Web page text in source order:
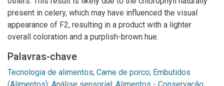
present in celery, which may have influenced the visual
appearance of F2, resulting in a product with a lighter
overall coloration and a purplish-brown hue.
Palavras-chave
Tecnologia de alimentos; Carne de porco; Embutidos